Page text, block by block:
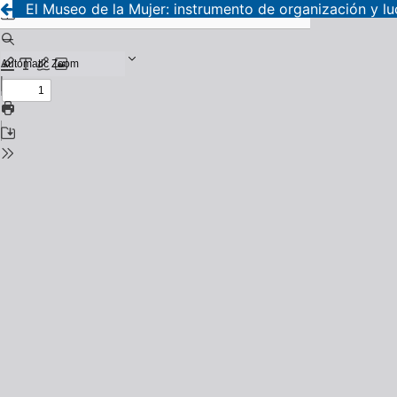
El Museo de la Mujer: instrumento de organización y